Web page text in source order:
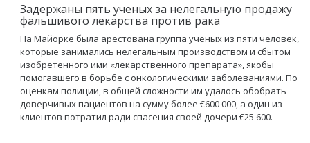
Задержаны пять ученых за нелегальную продажу
фальшивого лекарства против рака
На Майорке была арестована группа ученых из пяти человек,
которые занимались нелегальным производством и сбытом
изобретенного ими «лекарственного препарата», якобы
помогавшего в борьбе с онкологическими заболеваниями. По
оценкам полиции, в общей сложности им удалось обобрать
доверчивых пациентов на сумму более €600 000, а один из
клиентов потратил ради спасения своей дочери €25 600.